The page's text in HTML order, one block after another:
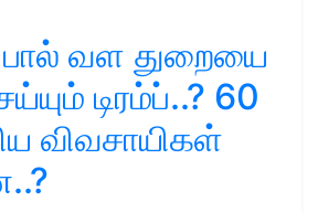
வள துறையை
டிரம்ப்..? 60
விவசாயிகள்